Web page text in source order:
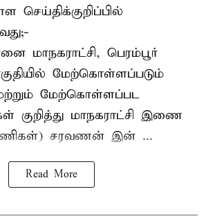
செய்திக்குறிப்பில்
மாநகராட்சி, பெரம்பூர்
மேற்கொள்ளப்படும்
மேற்கொள்ளப்பட
குறித்து மாநகராட்சி இணை
சரவணன் இன் ...
Read More